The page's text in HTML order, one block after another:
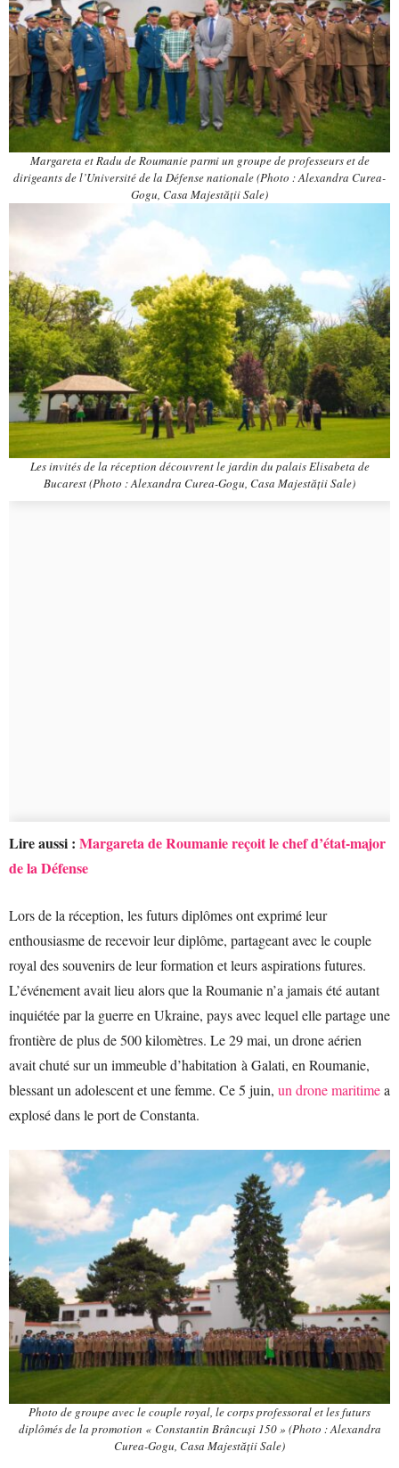
Margareta et Radu de Roumanie parmi un groupe de professeurs et de
dirigeants de l’Université de la Défense nationale (Photo : Alexandra Curea-
Gogu, Casa Majestății Sale)
Les invités de la réception découvrent le jardin du palais Elisabeta de
Bucarest (Photo : Alexandra Curea-Gogu, Casa Majestății Sale)
Lire aussi : Margareta de Roumanie reçoit le chef d’état-major
de la Défense
Lors de la réception, les futurs diplômes ont exprimé leur
enthousiasme de recevoir leur diplôme, partageant avec le couple
royal des souvenirs de leur formation et leurs aspirations futures.
L’événement avait lieu alors que la Roumanie n’a jamais été autant
inquiétée par la guerre en Ukraine, pays avec lequel elle partage une
frontière de plus de 500 kilomètres. Le 29 mai, un drone aérien
avait chuté sur un immeuble d’habitation à Galati, en Roumanie,
blessant un adolescent et une femme. Ce 5 juin, un drone maritimea
explosé dans le port de Constanta.
Photo de groupe avec le couple royal, le corps professoral et les futurs
diplômés de la promotion « Constantin Brâncuși 150 » (Photo : Alexandra
Curea-Gogu, Casa Majestății Sale)